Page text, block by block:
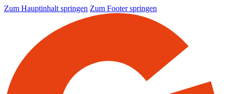
Zum Hauptinhalt springen Zum Footer springen